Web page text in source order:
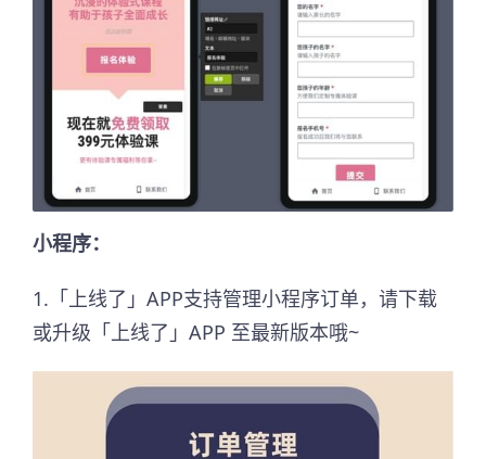
小程序：
1.「上线了」APP支持管理小程序订单，请下载
或升级「上线了」APP 至最新版本哦~